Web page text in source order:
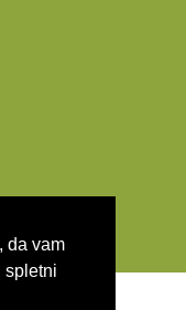
da vam
spletni